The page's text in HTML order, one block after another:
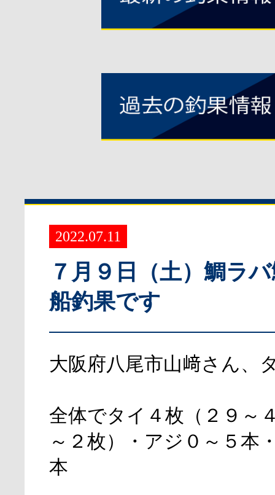
2022.07.11
７月９日（土）鯛ラ
船釣果です
大阪府八尾市山﨑さん、
全体でタイ４枚（２９～
～２枚）・アジ０～５本
本